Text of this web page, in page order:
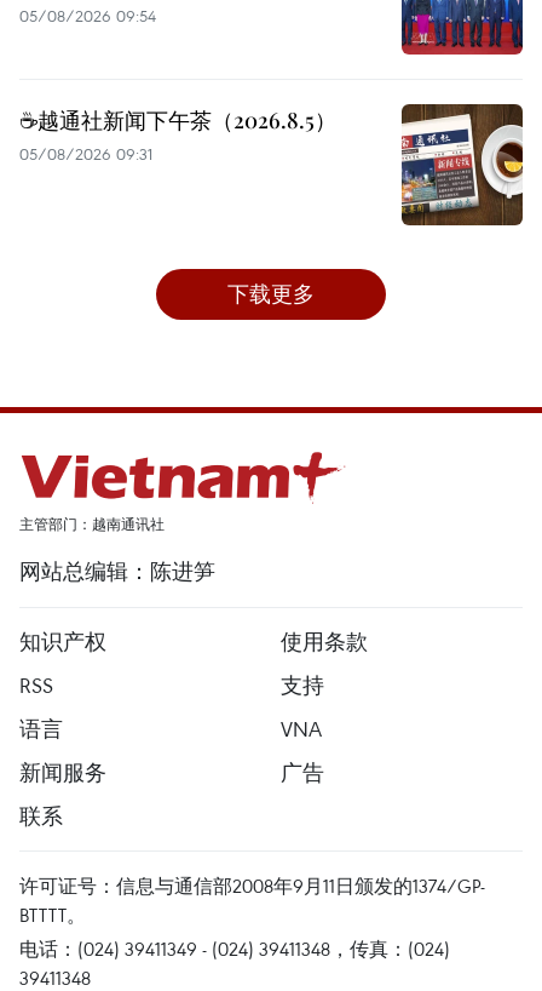
05/08/2026 09:54
☕️越通社新闻下午茶（2026.8.5）
05/08/2026 09:31
下载更多
主管部门：越南通讯社
网站总编辑：陈进笋
知识产权
使用条款
RSS
支持
语言
VNA
新闻服务
广告
联系
许可证号：信息与通信部2008年9月11日颁发的1374/GP-
BTTTT。
电话：(024) 39411349 - (024) 39411348，传真：(024)
39411348